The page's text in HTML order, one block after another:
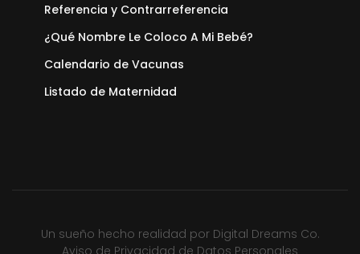
Referencia y Contrarreferencia
¿Qué Nombre Le Coloco A Mi Bebé?
Calendario de Vacunas
Listado de Maternidad
Un sueño hecho realidad por Digital Dreams Co.
Aviso de Privacidad de Datos Personales